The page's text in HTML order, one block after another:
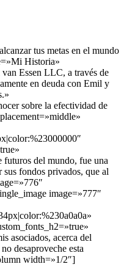
tus metas en el mundo
Historia»
Essen LLC, a través de
en deuda con Emil y
sobre la efectividad de
del mundo, fue una
fondos privados, que al
image=»777″
asociados, acerca del
desaproveche esta
width=»1/2″]